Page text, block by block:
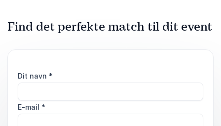
Find det perfekte match til dit event
Dit navn *
E-mail *